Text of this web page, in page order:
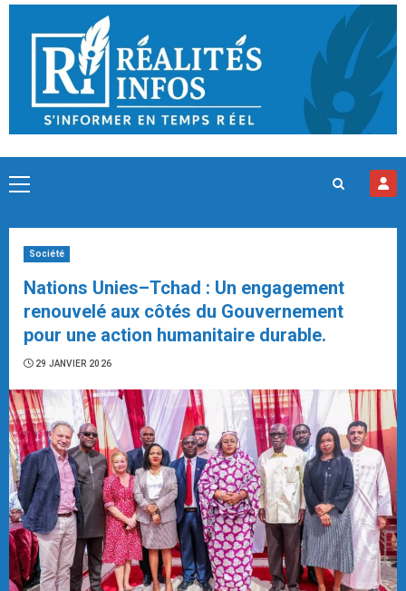
Skip
content
Primary
Société
Nations Unies–Tchad : Un engagement
renouvelé aux côtés du Gouvernement
pour une action humanitaire durable.
29 JANVIER 2026